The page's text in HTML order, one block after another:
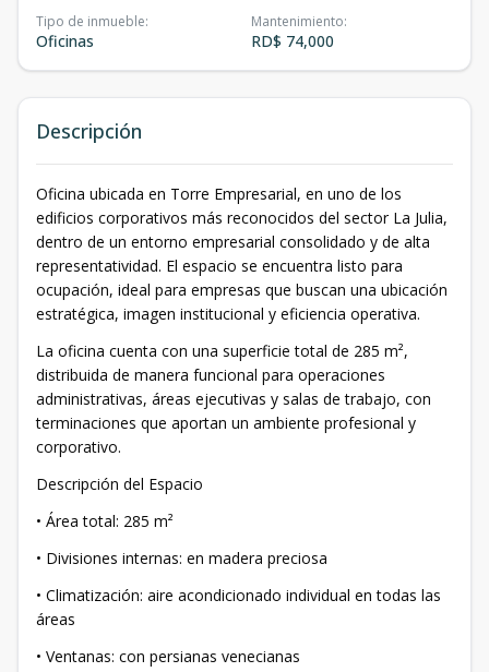
Tipo de inmueble:
Oficinas
Mantenimiento:
RD$ 74,000
Descripción
Oficina ubicada en Torre Empresarial, en uno de los
edificios corporativos más reconocidos del sector La Julia,
dentro de un entorno empresarial consolidado y de alta
representatividad. El espacio se encuentra listo para
ocupación, ideal para empresas que buscan una ubicación
estratégica, imagen institucional y eficiencia operativa.
La oficina cuenta con una superficie total de 285 m²,
distribuida de manera funcional para operaciones
administrativas, áreas ejecutivas y salas de trabajo, con
terminaciones que aportan un ambiente profesional y
corporativo.
Descripción del Espacio
• Área total: 285 m²
• Divisiones internas: en madera preciosa
• Climatización: aire acondicionado individual en todas las
áreas
• Ventanas: con persianas venecianas